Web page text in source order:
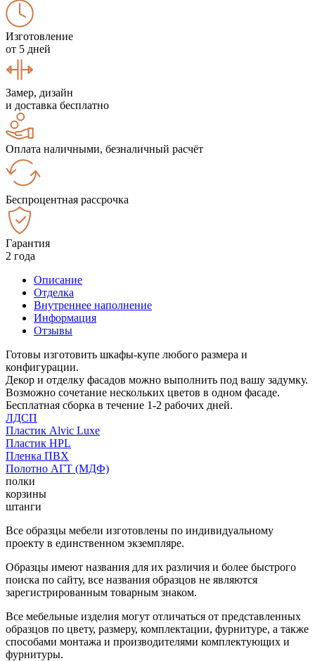
Изготовление
от 5 дней
Замер, дизайн
и доставка бесплатно
Оплата наличными, безналичный расчёт
Беспроцентная рассрочка
Гарантия
2 года
Описание
Отделка
Внутреннее наполнение
Информация
Отзывы
Готовы изготовить шкафы-купе любого размера и
конфигурации.
Декор и отделку фасадов можно выполнить под вашу задумку.
Возможно сочетание нескольких цветов в одном фасаде.
Бесплатная сборка в течение 1-2 рабочих дней.
ЛДСП
Пластик Alvic Luxe
Пластик HPL
Пленка ПВХ
Полотно АГТ (МДФ)
полки
корзины
штанги
Все образцы мебели изготовлены по индивидуальному
проекту в единственном экземпляре.
Образцы имеют названия для их различия и более быстрого
поиска по сайту, все названия образцов не являются
зарегистрированным товарным знаком.
Все мебельные изделия могут отличаться от представленных
образцов по цвету, размеру, комплектации, фурнитуре, а также
способами монтажа и производителями комплектующих и
фурнитуры.